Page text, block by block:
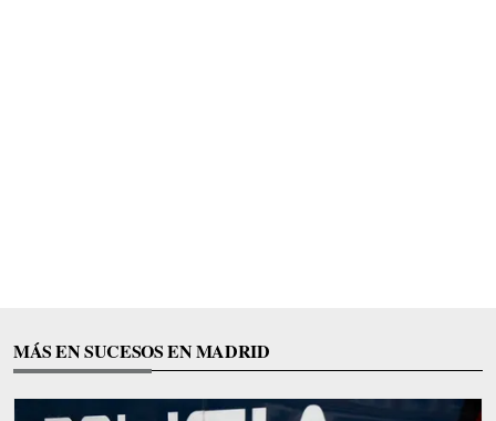
MÁS EN SUCESOS EN MADRID